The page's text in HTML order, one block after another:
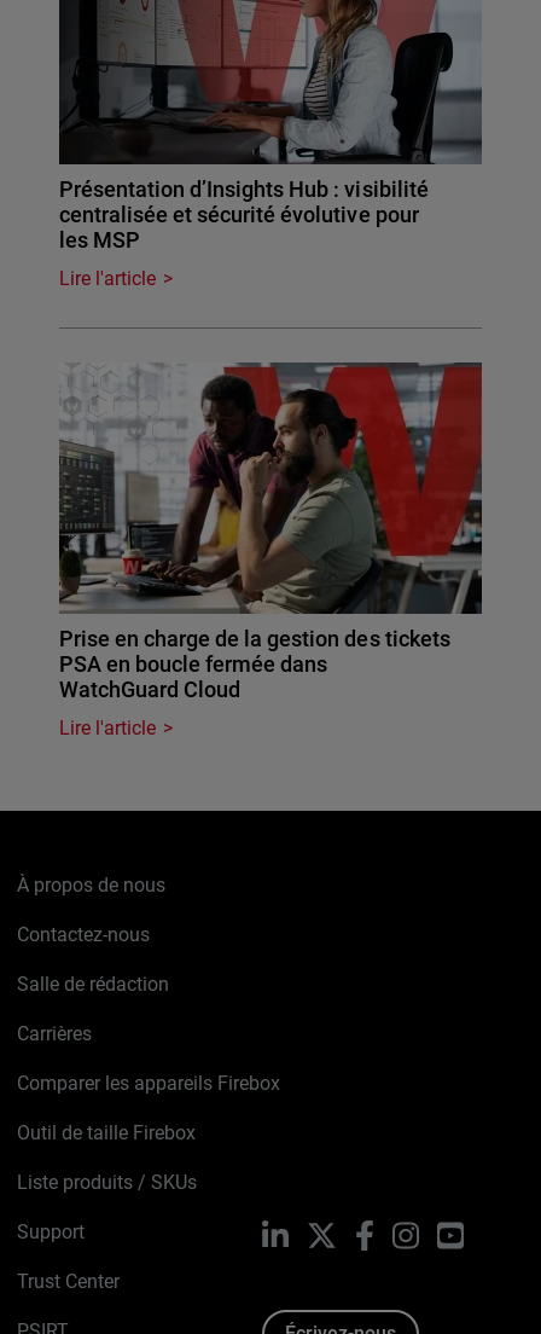
Présentation d’Insights Hub : visibilité
centralisée et sécurité évolutive pour
les MSP
Lire l'article
Prise en charge de la gestion des tickets
PSA en boucle fermée dans
WatchGuard Cloud
Lire l'article
À propos de nous
Contactez-nous
Salle de rédaction
Carrières
Comparer les appareils Firebox
Outil de taille Firebox
Liste produits / SKUs
Support
Trust Center
LinkedIn FacebookInstagramYouTube